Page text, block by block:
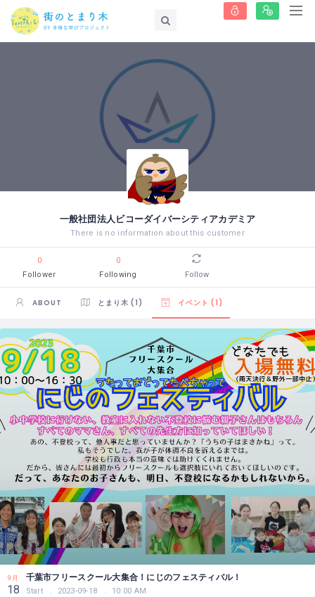
一般社団法人ビコーダイバーシティアカデミア
There is no information about this customer
0
Follower
0
Following
Follow
ABOUT とまり木 (1) イベント (1)
9月
18
千葉市フリースクール大集合！にじのフェスティバル！
Start 2023-09-18
10:00 AM